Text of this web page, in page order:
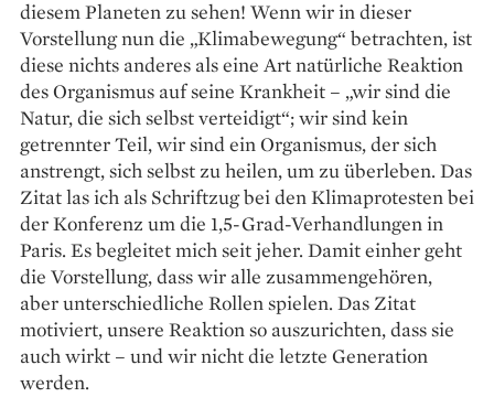
diesem Planeten zu sehen! Wenn wir in dieser
Vorstellung nun die „Klimabewegung“ betrachten, ist
diese nichts anderes als eine Art natürliche Reaktion
des Organismus auf seine Krankheit – „wir sind die
Natur, die sich selbst verteidigt“; wir sind kein
getrennter Teil, wir sind ein Organismus, der sich
anstrengt, sich selbst zu heilen, um zu überleben. Das
Zitat las ich als Schriftzug bei den Klimaprotesten bei
der Konferenz um die 1,5-Grad-Verhandlungen in
Paris. Es begleitet mich seit jeher. Damit einher geht
die Vorstellung, dass wir alle zusammengehören,
aber unterschiedliche Rollen spielen. Das Zitat
motiviert, unsere Reaktion so auszurichten, dass sie
auch wirkt – und wir nicht die letzte Generation
werden.